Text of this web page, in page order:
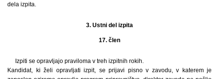
dela izpita.
3. Ustni del izpita
17. člen
Izpiti se opravljajo praviloma v treh izpitnih rokih.
Kandidat, ki želi opravljati izpit, se prijavi pisno v zavodu, v katerem je